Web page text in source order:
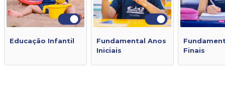
Educação Infantil
Fundamental Anos
Iniciais
Finais